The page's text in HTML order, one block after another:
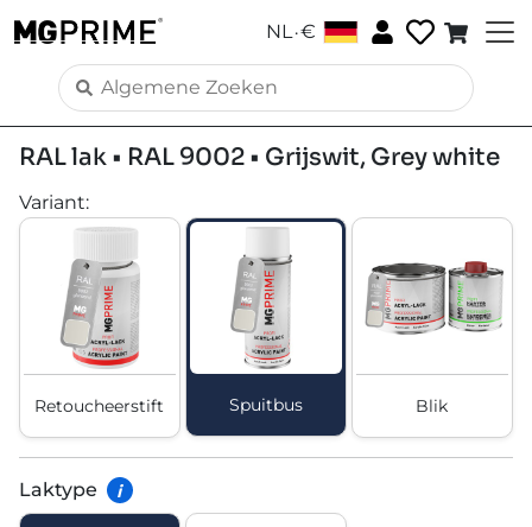
NL.€
RAL lak • RAL 9002 • Grijswit, Grey white
Variant:
Retoucheerstift Spuitbus Blik
Laktype i